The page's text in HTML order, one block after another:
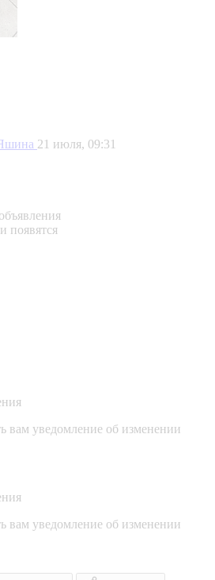
21 июля, 09:31
появятся
вам уведомление об изменении
вам уведомление об изменении